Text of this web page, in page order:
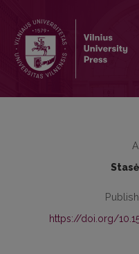
https://doi.org/